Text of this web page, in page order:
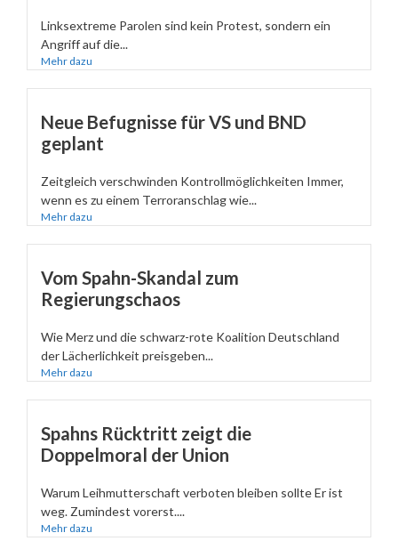
Linksextreme Parolen sind kein Protest, sondern ein
Angriff auf die...
Mehr dazu
Neue Befugnisse für VS und BND
geplant
Zeitgleich verschwinden Kontrollmöglichkeiten Immer,
wenn es zu einem Terroranschlag wie...
Mehr dazu
Vom Spahn-Skandal zum
Regierungschaos
Wie Merz und die schwarz-rote Koalition Deutschland
der Lächerlichkeit preisgeben...
Mehr dazu
Spahns Rücktritt zeigt die
Doppelmoral der Union
Warum Leihmutterschaft verboten bleiben sollte Er ist
weg. Zumindest vorerst....
Mehr dazu